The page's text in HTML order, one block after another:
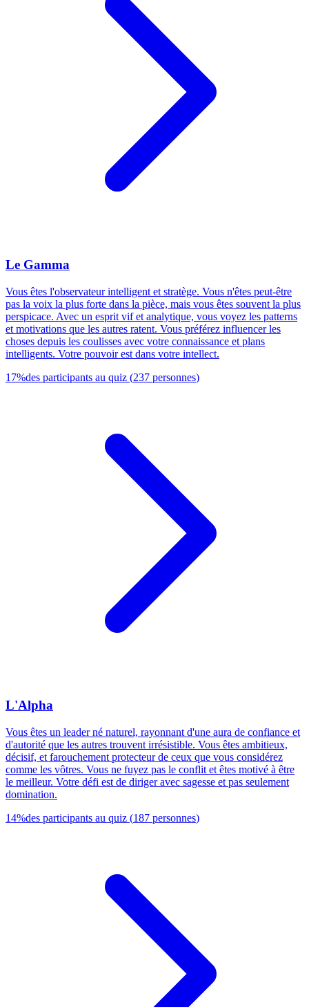
Le Gamma
Vous êtes l'observateur intelligent et stratège. Vous n'êtes peut-être
pas la voix la plus forte dans la pièce, mais vous êtes souvent la plus
perspicace. Avec un esprit vif et analytique, vous voyez les patterns
et motivations que les autres ratent. Vous préférez influencer les
choses depuis les coulisses avec votre connaissance et plans
intelligents. Votre pouvoir est dans votre intellect.
17%des participants au quiz (237 personnes)
L'Alpha
Vous êtes un leader né naturel, rayonnant d'une aura de confiance et
d'autorité que les autres trouvent irrésistible. Vous êtes ambitieux,
décisif, et farouchement protecteur de ceux que vous considérez
comme les vôtres. Vous ne fuyez pas le conflit et êtes motivé à être
le meilleur. Votre défi est de diriger avec sagesse et pas seulement
domination.
14%des participants au quiz (187 personnes)